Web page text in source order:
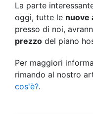
La parte
oggi, tutte le nuove
presso di noi,
prezzo del piano
Per maggiori
rimando al nostro
cos'è?.